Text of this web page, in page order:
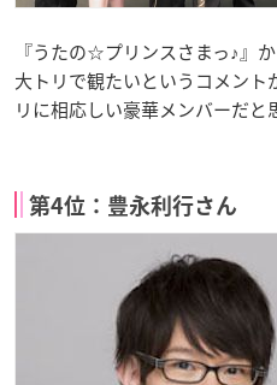
『うたの☆プリンスさまっ♪』
大トリで観たいというコメン
リに相応しい豪華メンバーだと
第4位：豊永利行さん